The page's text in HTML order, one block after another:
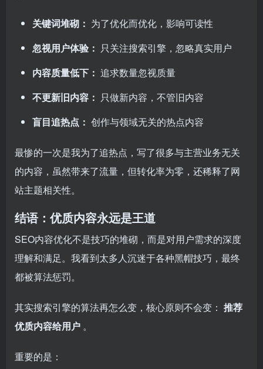
关键词堆砌： 为了优化而优化，影响可读性
忽视用户体验： 只关注搜索引擎，忽略真实用户
内容质量低下： 追求数量忽视质量
不更新旧内容： 只做新内容，不管旧内容
盲目追热点： 创作与领域无关的热点内容
最惨的一次是我为了追热点，写了很多与主营业务无关
的内容，虽然带来了流量，但转化率为零，还稀释了网
站主题相关性。
结语：优质内容永远是王道
SEO内容优化不是技巧的堆砌，而是对用户需求的深度
理解和满足。我看到太多人沉迷于各种黑帽技巧，最终
都被算法惩罚。
其实搜索引擎的算法再怎么变，核心原则不会变： 推荐
优质内容给用户 。
重要的是：